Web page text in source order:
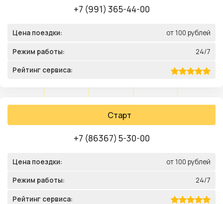
+7 (991) 365-44-00
Цена поездки: от 100 рублей
Режим работы: 24/7
Рейтинг сервиса:
Старт
+7 (86367) 5-30-00
Цена поездки: от 100 рублей
Режим работы: 24/7
Рейтинг сервиса: